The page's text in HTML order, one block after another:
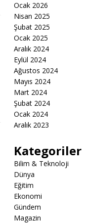
Ocak 2026
Nisan 2025
Şubat 2025
Ocak 2025
Aralık 2024
Eylül 2024
Ağustos 2024
Mayıs 2024
Mart 2024
Şubat 2024
Ocak 2024
Aralık 2023
Kategoriler
Bilim & Teknoloji
Dünya
Eğitim
Ekonomi
Gündem
Magazin